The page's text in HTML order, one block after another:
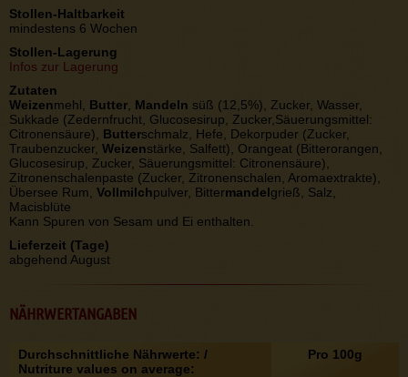
Stollen-Haltbarkeit
mindestens 6 Wochen
Stollen-Lagerung
Infos zur Lagerung
Zutaten
Weizenmehl, Butter Mandeln süß (12,5%), Zucker, Wasser,
Sukkade (Zedernfrucht, Glucosesirup, Zucker,Säuerungsmittel:
Citronensäure), Butterschmalz, Hefe, Dekorpuder (Zucker,
Traubenzucker, Weizenstärke, Salfett), Orangeat (Bitterorangen,
Glucosesirup, Zucker, Säuerungsmittel: Citronensäure),
Zitronenschalenpaste (Zucker, Zitronenschalen, Aromaextrakte),
Übersee Rum, Vollmilchpulver, Bittermandelgrieß, Salz,
Macisblüte
Kann Spuren von Sesam und Ei enthalten.
Lieferzeit (Tage)
abgehend August
NÄHRWERTANGABEN
Durchschnittliche Nährwerte: /
Nutriture values on average:
Pro 100g